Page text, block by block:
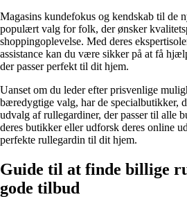
Magasins kundefokus og kendskab til de
populært valg for folk, der ønsker
shoppingoplevelse. Med deres
assistance kan du være sikker på at få
der passer perfekt til dit hjem.
Uanset om du leder efter prisvenlige
bæredygtige valg, har de specialbutikker,
udvalg af rullegardiner, der passer til alle
deres butikker eller udforsk deres online
perfekte rullegardin til dit hjem.
Guide til at finde billige
gode tilbud